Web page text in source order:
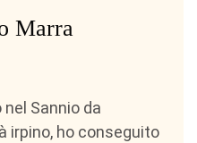
Marra
Sannio da
irpino, ho conseguito